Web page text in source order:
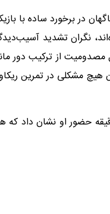
در برخورد ساده با
نگران تشدید
از ترکیب دور
هیچ مشکلی در تمرین
اورونوف پس از مصدومیت، خبر خوبی برای پرسپولیس است،